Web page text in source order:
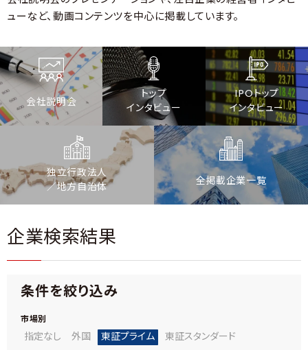
ューなど、動画コンテンツを中心に掲載しています。
会社説明会
トップ
インタビュー
IPOトップ
インタビュー
独立行政法人
／地方自治体
全掲載企業一覧
企業検索結果
条件を絞り込み
市場別
指定なし 外国 東証プライム 東証スタンダード